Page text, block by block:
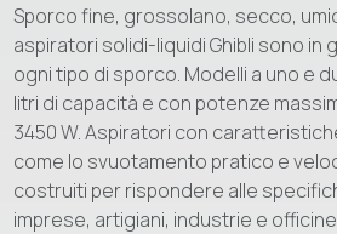
Sporco fine, grossolano, secco,
aspiratori solidi-liquidi Ghibli sono in
ogni tipo di sporco. Modelli a uno e
litri di capacità e con potenze
3450 W. Aspiratori con
come lo svuotamento pratico e
costruiti per rispondere alle
imprese, artigiani, industrie e